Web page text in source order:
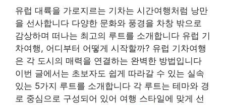
유럽 대륙을 가로지르는 기차는 시간여행처럼 낭만
을 선사합니다 다양한 문화와 풍경을 차창 밖으로
감상하며 떠나는 최고의 루트를 소개합니다 유럽 기
차여행, 어디부터 어떻게 시작할까? 유럽 기차여행
은 각 도시의 매력을 연결하는 완벽한 방법입니다
이번 글에서는 초보자도 쉽게 따라갈 수 있는 실속
있는 5가지 루트를 소개합니다 각 루트는 테마와 경
로 중심으로 구성되어 있어 여행 스타일에 맞게 선